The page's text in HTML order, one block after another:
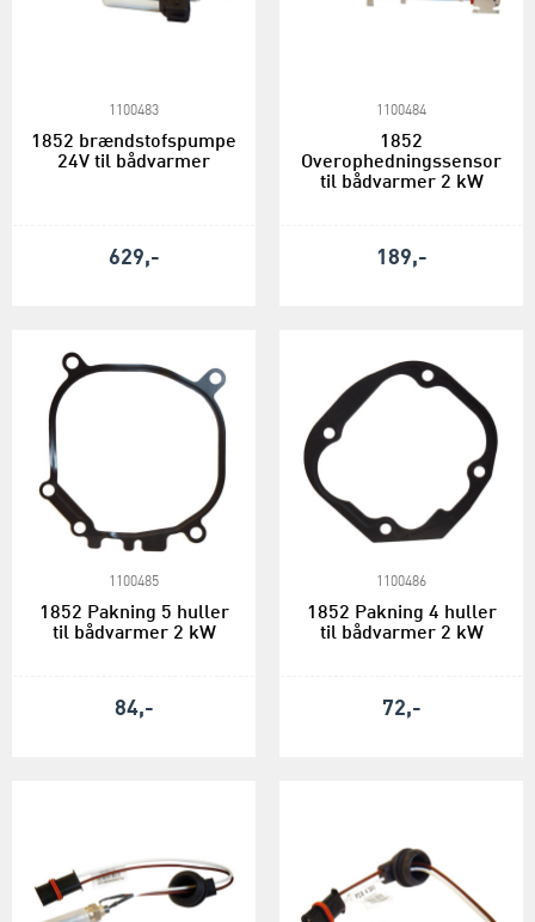
1100483
1852 brændstofspumpe
24V til bådvarmer
629,-
1100484
1852
Overophedningssensor
til bådvarmer 2 kW
189,-
1100485
1852 Pakning 5 huller
til bådvarmer 2 kW
84,-
1100486
1852 Pakning 4 huller
til bådvarmer 2 kW
72,-